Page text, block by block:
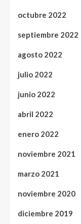
octubre 2022
septiembre 2022
agosto 2022
julio 2022
junio 2022
abril 2022
enero 2022
noviembre 2021
marzo 2021
noviembre 2020
diciembre 2019